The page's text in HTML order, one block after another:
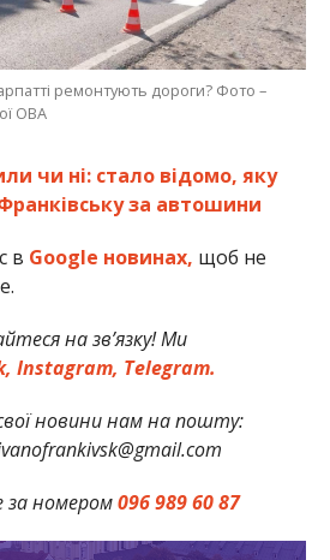
ремонтують дороги? Фото –
ОВА
чи ні: стало відомо, яку
за автошини
в Google новинах, щоб не
на зв’язку! Ми
Instagram, Telegram.
новини нам на пошту:
за номером096 989 60 87